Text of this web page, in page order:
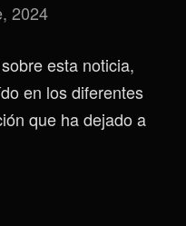
2024
esta noticia,
en los diferentes
que ha dejado a